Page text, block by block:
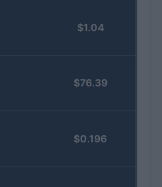
$1.04
$76.39
$0.196